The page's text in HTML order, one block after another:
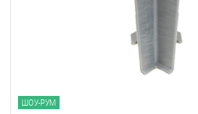
ШОУ-РУМ